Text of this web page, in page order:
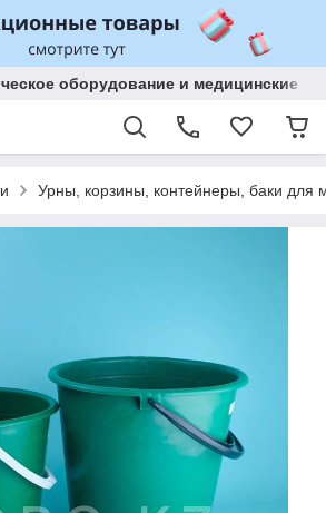
оборудование и медицинские
Урны, корзины, контейнеры, баки для